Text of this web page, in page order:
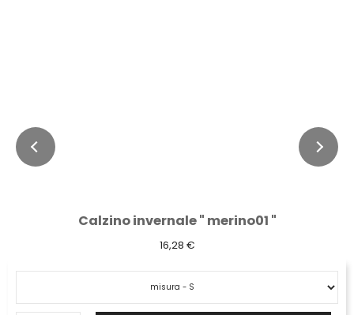
Calzino invernale " merino01 "
16,28 €